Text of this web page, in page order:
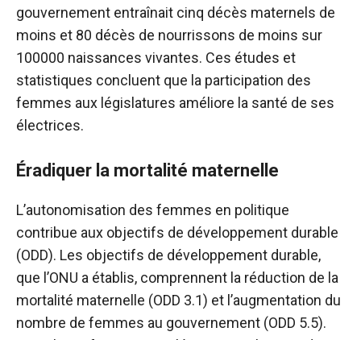
gouvernement entraînait cinq décès maternels de
moins et 80 décès de nourrissons de moins sur
100000 naissances vivantes. Ces études et
statistiques concluent que la participation des
femmes aux législatures améliore la santé de ses
électrices.
Éradiquer la mortalité maternelle
L’autonomisation des femmes en politique
contribue aux objectifs de développement durable
(ODD). Les objectifs de développement durable,
que l’ONU a établis, comprennent la réduction de la
mortalité maternelle (ODD 3.1) et l’augmentation du
nombre de femmes au gouvernement (ODD 5.5).